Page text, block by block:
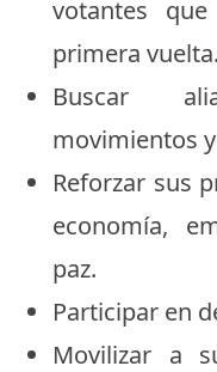
votantes
primera vuelta.
Buscar
movimientos
Reforzar sus
economía,
paz.
Participar en
Movilizar a